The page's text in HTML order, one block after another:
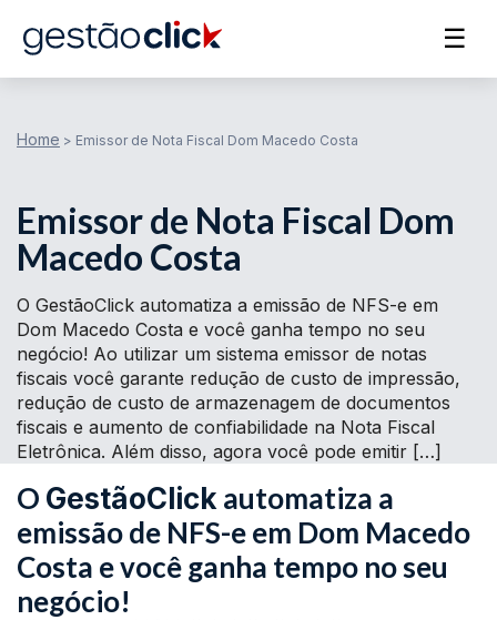
☰
Home > Emissor de Nota Fiscal Dom Macedo Costa
Emissor de Nota Fiscal Dom
Macedo Costa
O GestãoClick automatiza a emissão de NFS-e em
Dom Macedo Costa e você ganha tempo no seu
negócio! Ao utilizar um sistema emissor de notas
fiscais você garante redução de custo de impressão,
redução de custo de armazenagem de documentos
fiscais e aumento de confiabilidade na Nota Fiscal
Eletrônica. Além disso, agora você pode emitir […]
O GestãoClick automatiza a
emissão de NFS-e em Dom Macedo
Costa e você ganha tempo no seu
negócio!